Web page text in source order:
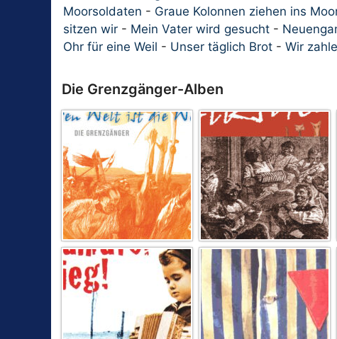
Moorsoldaten - Graue Kolonnen ziehen ins
sitzen wir - Mein Vater wird gesucht -
Ohr für eine Weil - Unser täglich Brot - Wir
Die Grenzgänger-Alben